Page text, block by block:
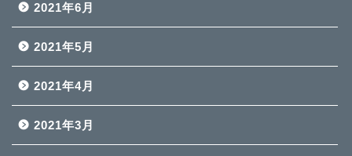
2021年6月
2021年5月
2021年4月
2021年3月